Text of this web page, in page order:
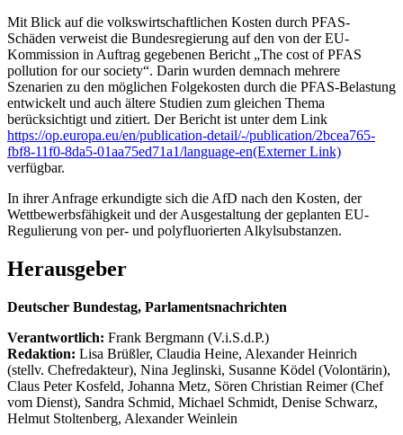
Mit Blick auf die volkswirtschaftlichen Kosten durch PFAS-
Schäden verweist die Bundesregierung auf den von der EU-
Kommission in Auftrag gegebenen Bericht „The cost of PFAS
pollution for our society“. Darin wurden demnach mehrere
Szenarien zu den möglichen Folgekosten durch die PFAS-Belastung
entwickelt und auch ältere Studien zum gleichen Thema
berücksichtigt und zitiert. Der Bericht ist unter dem Link
https://op.europa.eu/en/publication-detail/-/publication/2bcea765-
fbf8-11f0-8da5-01aa75ed71a1/language-en(Externer Link)
verfügbar.
In ihrer Anfrage erkundigte sich die AfD nach den Kosten, der
Wettbewerbsfähigkeit und der Ausgestaltung der geplanten EU-
Regulierung von per- und polyfluorierten Alkylsubstanzen.
Herausgeber
Deutscher Bundestag, Parlamentsnachrichten
Verantwortlich: Frank Bergmann (V.i.S.d.P.)
Redaktion: Lisa Brüßler, Claudia Heine, Alexander Heinrich
(stellv. Chefredakteur), Nina Jeglinski, Susanne Ködel (Volontärin),
Claus Peter Kosfeld, Johanna Metz, Sören Christian Reimer (Chef
vom Dienst), Sandra Schmid, Michael Schmidt, Denise Schwarz,
Helmut Stoltenberg, Alexander Weinlein